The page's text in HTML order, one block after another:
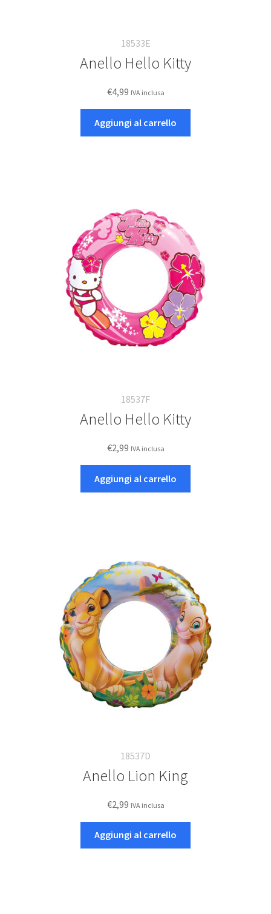
18533E
Anello Hello Kitty
€4,99 IVA inclusa
Aggiungi al carrello
18537F
Anello Hello Kitty
€2,99 IVA inclusa
Aggiungi al carrello
18537D
Anello Lion King
€2,99 IVA inclusa
Aggiungi al carrello